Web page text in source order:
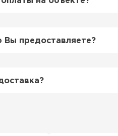
При этом, если
качества, Вы вправе
предоставляете?
качества, а также